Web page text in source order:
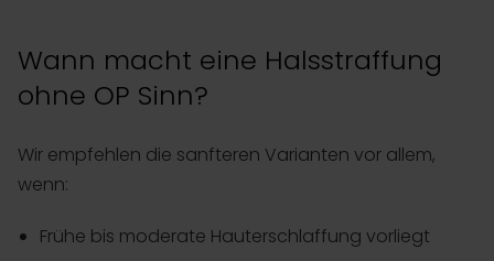
Wann macht eine Halsstraffung
ohne OP Sinn?
Wir empfehlen die sanfteren Varianten vor allem,
wenn:
Frühe bis moderate Hauterschlaffung vorliegt